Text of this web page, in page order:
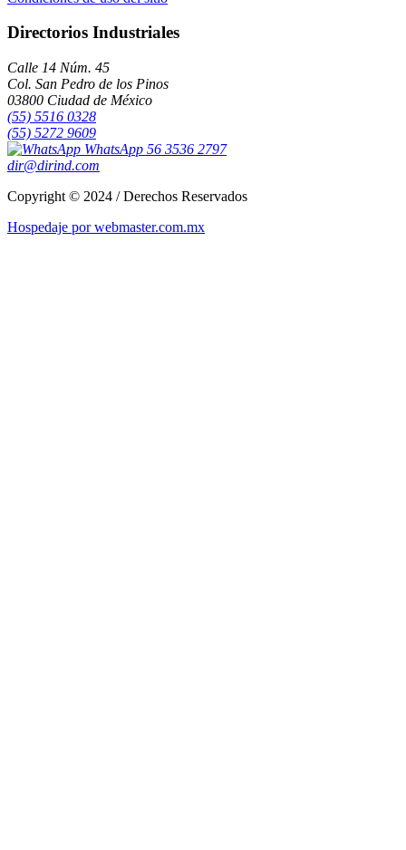
Directorios Industriales
Calle 14 Núm. 45
Col. San Pedro de los Pinos
03800 Ciudad de México
(55) 5516 0328
(55) 5272 9609
WhatsApp 56 3536 2797
dir@dirind.com
Copyright © 2024 / Derechos Reservados
Hospedaje por webmaster.com.mx